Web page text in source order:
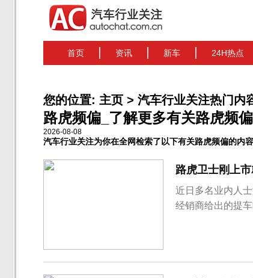
首页 资讯 新车 24H热点
您的位置: 主页 > 汽车行业关注热门内
路虎频偏_了解更多有关路虎频
2026-08-08
汽车行业关注为你在全网检索了以下有关路虎频偏的内容
路虎卫士刚上
近日多名业内人
经销商给出的提